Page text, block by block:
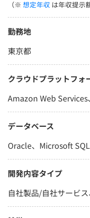
（※ 想定年収 は年収提示
勤務地
東京都
クラウドプラットフォ
Amazon Web
データベース
Oracle、Microsoft
開発内容タイプ
自社製品/自社サービ